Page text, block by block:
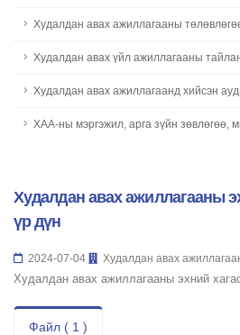
Худалдан авах ажиллагааны
Худалдан авах үйл ажиллагааны
Худалдан авах ажиллагаанд хийсэн
ХАА-ны мэргэжил, арга зүйн зөвлөгөө,
Худалдан авах ажиллагааны
үр дүн
2024-07-04 Худалдан авах
Худалдан авах ажиллагааны эхний
Файл ( 1 )